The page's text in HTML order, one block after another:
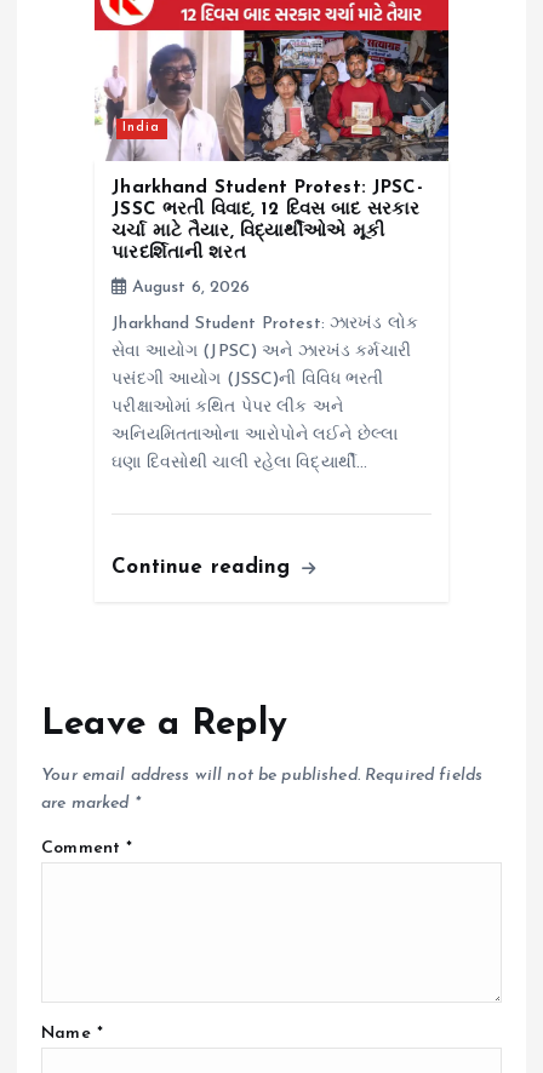
India
Jharkhand Student Protest: JPSC-
JSSC ભરતી વિવાદ, 12 દિવસ બાદ સરકાર
ચર્ચા માટે તૈયાર, વિદ્યાર્થીઓએ મૂકી
પારદર્શિતાની શરત
August 6, 2026
Jharkhand Student Protest: ઝારખંડ લોક
સેવા આયોગ (JPSC) અને ઝારખંડ કર્મચારી
પસંદગી આયોગ (JSSC)ની વિવિધ ભરતી
પરીક્ષાઓમાં કથિત પેપર લીક અને
અનિયમિતતાઓના આરોપોને લઈને છેલ્લા
ઘણા દિવસોથી ચાલી રહેલા વિદ્યાર્થી…
Continue reading
Leave a Reply
Your email address will not be published. Required fields
are marked *
Comment*
Name *